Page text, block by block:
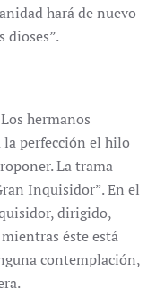
hará de nuevo
dioses”.
hermanos
la perfección el hilo
La trama
Inquisidor”. En el
dirigido,
éste está
contemplación,